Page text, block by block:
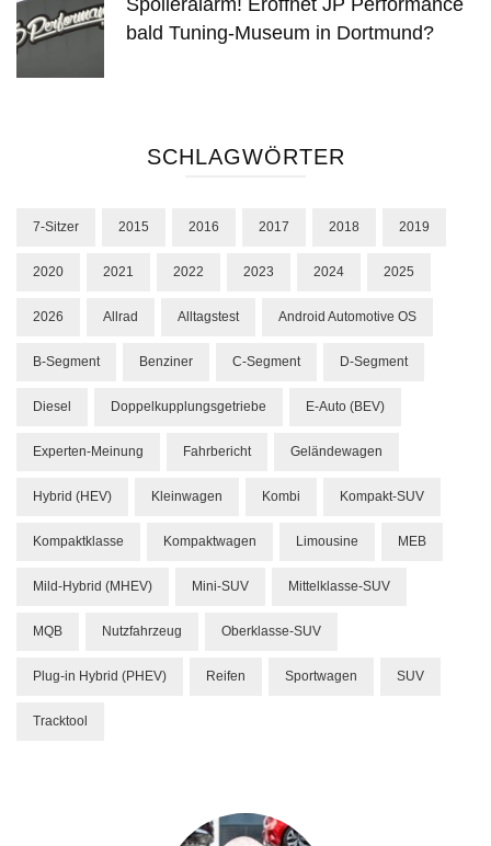
bald Tuning-Museum in Dortmund?
SCHLAGWÖRTER
7-Sitzer 2015 2016 2017 2018 2019
2020 2021 2022 2023 2024 2025
2026 Allrad Alltagstest Android Automotive OS
B-Segment Benziner C-Segment D-Segment
Diesel Doppelkupplungsgetriebe E-Auto (BEV)
Experten-Meinung Fahrbericht Geländewagen
Hybrid (HEV) Kleinwagen Kombi Kompakt-SUV
Kompaktklasse Kompaktwagen Limousine MEB
Mild-Hybrid (MHEV) Mini-SUV Mittelklasse-SUV
MQB Nutzfahrzeug Oberklasse-SUV
Plug-in Hybrid (PHEV) Reifen Sportwagen SUV
Tracktool